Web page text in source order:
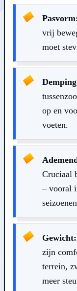
vrij
moet
op en
voeten.
Cruciaal
– vooral
Gewicht:
zijn
terrein,
meer